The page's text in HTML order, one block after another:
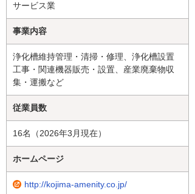
サービス業
事業内容
浄化槽維持管理・清掃・修理、浄化槽設置
工事・関連機器販売・設置、産業廃棄物収
集・運搬など
従業員数
16名（2026年3月現在）
ホームページ
http://kojima-amenity.co.jp/